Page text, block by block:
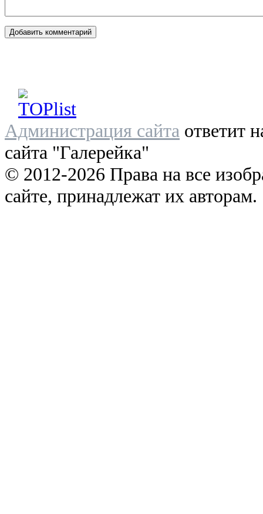
Администрация сайта ответит
сайта "Галерейка"
© 2012-2026 Права на все
сайте, принадлежат их авторам.